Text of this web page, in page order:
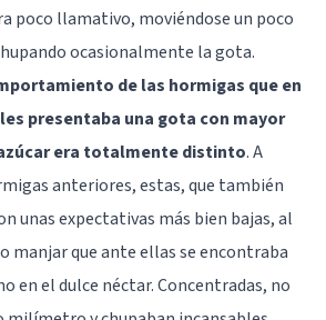
poco llamativo, moviéndose un poco
ocasionalmente la gota.
de las hormigas que en
presentaba una gota con mayor
era totalmente distinto. A
anteriores, estas, que también
unas expectativas más bien bajas, al
manjar que ante ellas se encontraba
en el dulce néctar. Concentradas, no